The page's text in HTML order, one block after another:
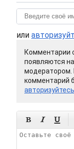
или
Комментарии
появляются
модератором.
комментарий
авторизуйтесь
  